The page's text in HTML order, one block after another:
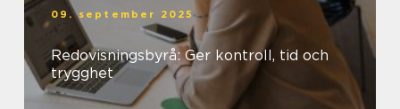
09. september 2025
Redovisningsbyrå: Ger kontroll, tid och
trygghet